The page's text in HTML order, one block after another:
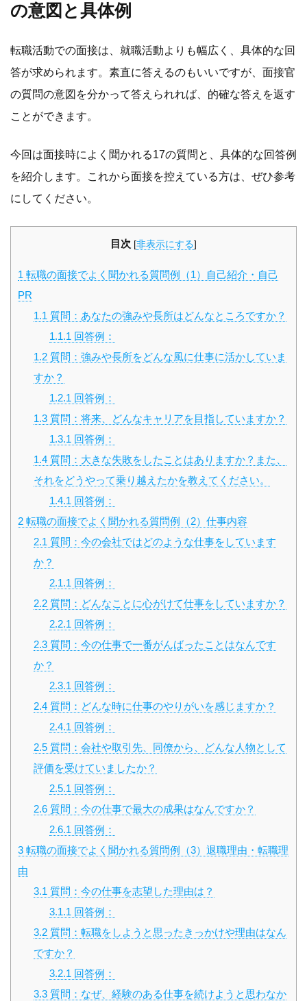
の意図と具体例
転職活動での面接は、就職活動よりも幅広く、具体的な回
答が求められます。素直に答えるのもいいですが、面接官
の質問の意図を分かって答えられれば、的確な答えを返す
ことができます。
今回は面接時によく聞かれる17の質問と、具体的な回答例
を紹介します。これから面接を控えている方は、ぜひ参考
にしてください。
目次 [非表示にする]
1 転職の面接でよく聞かれる質問例（1）自己紹介・自己
PR
1.1 質問：あなたの強みや長所はどんなところですか？
1.1.1 回答例：
1.2質問：強みや長所をどんな風に仕事に活かしていま
すか？
1.2.1 回答例：
1.3質問：将来、どんなキャリアを目指していますか？
1.3.1 回答例：
1.4質問：大きな失敗をしたことはありますか？また、
それをどうやって乗り越えたかを教えてください。
1.4.1 回答例：
2 転職の面接でよく聞かれる質問例（2）仕事内容
2.1 質問：今の会社ではどのような仕事をしています
か？
2.1.1 回答例：
2.2質問：どんなことに心がけて仕事をしていますか？
2.2.1 回答例：
2.3質問：今の仕事で一番がんばったことはなんです
か？
2.3.1 回答例：
2.4質問：どんな時に仕事のやりがいを感じますか？
2.4.1 回答例：
2.5質問：会社や取引先、同僚から、どんな人物として
評価を受けていましたか？
2.5.1 回答例：
2.6質問：今の仕事で最大の成果はなんですか？
2.6.1 回答例：
3 転職の面接でよく聞かれる質問例（3）退職理由・転職理
由
3.1 質問：今の仕事を志望した理由は？
3.1.1 回答例：
3.2質問：転職をしようと思ったきっかけや理由はなん
ですか？
3.2.1 回答例：
3.3質問：なぜ、経験のある仕事を続けようと思わなか